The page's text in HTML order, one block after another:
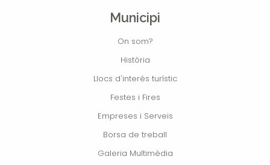
Municipi
On som?
Història
Llocs d'interés turístic
Festes i Fires
Empreses i Serveis
Borsa de treball
Galeria Multimèdia